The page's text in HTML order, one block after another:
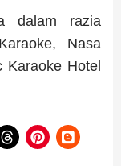
dalam razia
Nasa
Karaoke Hotel